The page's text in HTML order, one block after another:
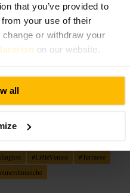
that you’ve provided to
your use of their
or withdraw your
on our website.
all bord du canal
#LittleVenise #Terrasse